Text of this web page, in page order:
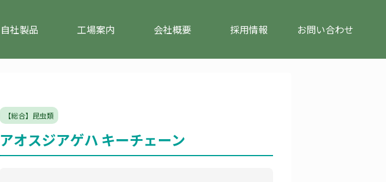
自社製品 工場案内 会社概要 採用情報 お問い合わせ
【総合】昆虫類
アオスジアゲハ キーチェーン